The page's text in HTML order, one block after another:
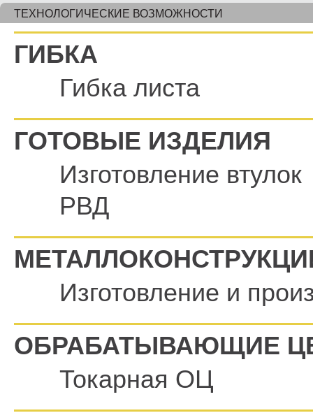
ТЕХНОЛОГИЧЕСКИЕ ВОЗМОЖНОСТИ
ГИБКА
Гибка листа
ГОТОВЫЕ ИЗДЕЛИЯ
Изготовление втулок
РВД
Изготовление и
ОБРАБАТЫВАЮЩИЕ
Токарная ОЦ